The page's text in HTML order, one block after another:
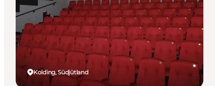
Erlebnisse
Unterkünfte
Reiseplanung
Kolding, Südjütland